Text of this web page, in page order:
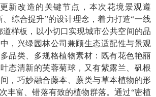
新改造的关键节点，本次花境景观遵
、综合提升”的设计理念，着力打造“一线
道样板，以小切口实现城市公共空间的品
，兴绿园林公司兼顾生态适配性与景观
品类、多规格植物素材：既有花色艳丽
态清新的芙蓉菊球，又有紫露兰、矾根
，巧妙融合藤本、蕨类与草本植物的形
丰富、错落有致的植物群落。通过“密植